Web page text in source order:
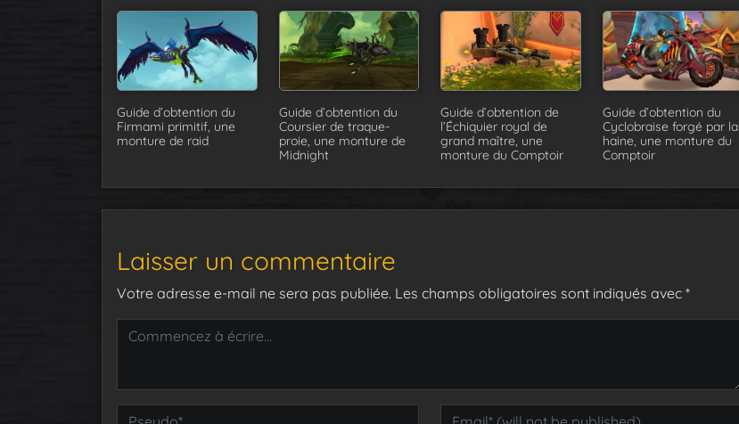
Guide d’obtention du
Firmami primitif, une
monture de raid
Guide d’obtention du
Coursier de traque-
proie, une monture de
Midnight
Guide d’obtention de
l’Échiquier royal de
grand maître, une
monture du Comptoir
Guide d’obtention du
Cyclobraise forgé par la
haine, une monture du
Comptoir
Laisser un commentaire
Votre adresse e-mail ne sera pas publiée. Les champs obligatoires sont indiqués avec *